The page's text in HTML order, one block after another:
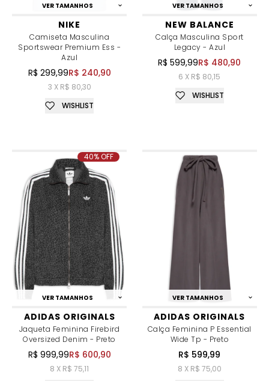
VER TAMANHOS
NIKE
Camiseta Masculina
Sportswear Premium Ess -
Azul
R$ 299,99R$ 240,90
3 X R$ 80,30
WISHLIST
VER TAMANHOS
NEW BALANCE
Calça Masculina Sport
Legacy - Azul
R$ 599,99R$ 480,90
6 X R$ 80,15
WISHLIST
VER TAMANHOS
ADIDAS ORIGINALS
Jaqueta Feminina Firebird
Oversized Denim - Preto
R$ 999,99R$ 600,90
8 X R$ 75,11
40% OFF
VER TAMANHOS
ADIDAS ORIGINALS
Calça Feminina P Essential
Wide Tp - Preto
R$ 599,99
8 X R$ 75,00